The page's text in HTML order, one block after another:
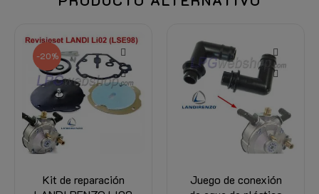
-20%
Kit de reparación
Juego de conexión